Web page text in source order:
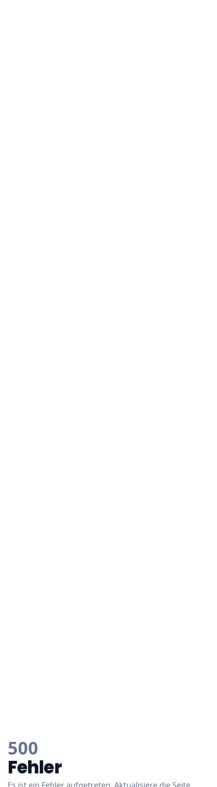
500
Fehler